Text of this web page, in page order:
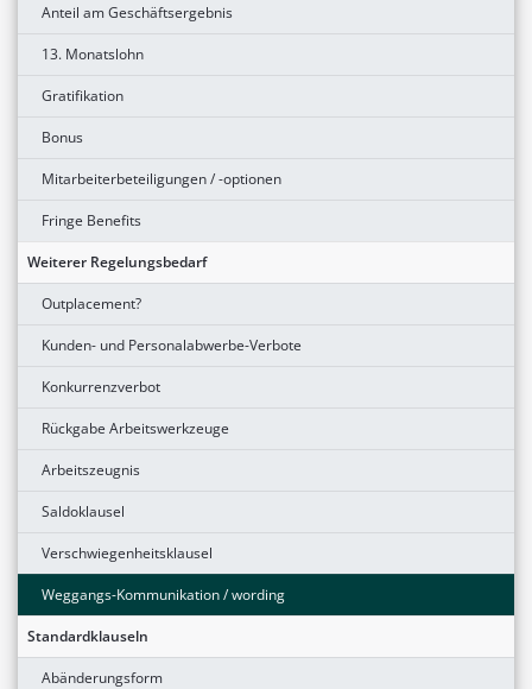
Anteil am Geschäftsergebnis
13. Monatslohn
Gratifikation
Bonus
Mitarbeiterbeteiligungen / -optionen
Fringe Benefits
Weiterer Regelungsbedarf
Outplacement?
Kunden- und Personalabwerbe-Verbote
Konkurrenzverbot
Rückgabe Arbeitswerkzeuge
Arbeitszeugnis
Saldoklausel
Verschwiegenheitsklausel
Weggangs-Kommunikation / wording
Standardklauseln
Abänderungsform